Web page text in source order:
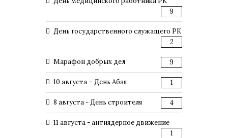
9
День государственного служащего РК
2
Марафон добрых дел 9
10 августа – День Абая 1
8 августа - День строителя 4
11 августа - антиядерное движение
1